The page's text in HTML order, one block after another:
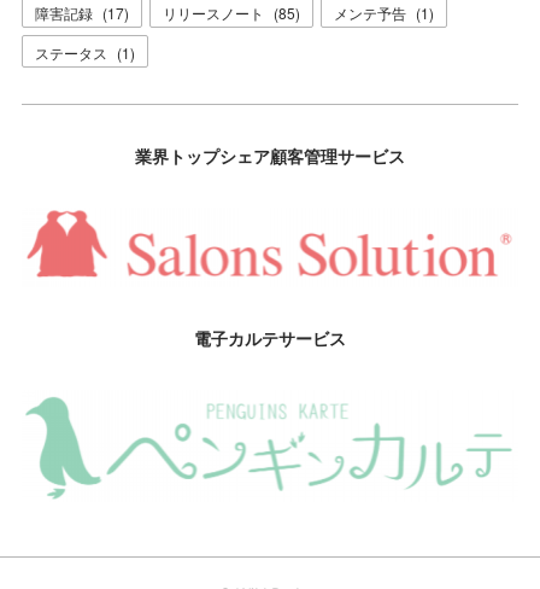
障害記録 (17) リリースノート (85) メンテ予告 (1)
ステータス
(1)
業界トップシェア顧客管理サービス
電子カルテサービス